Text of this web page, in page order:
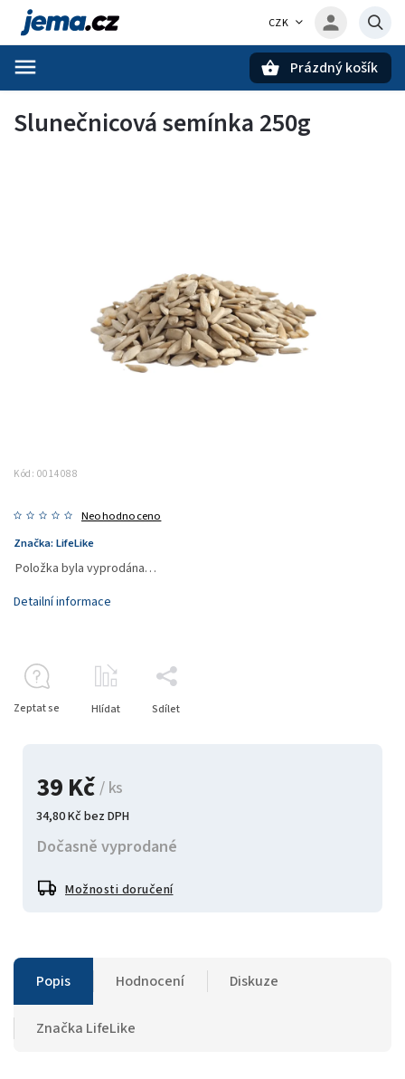
CZK
Prázdný košík
Slunečnicová semínka 250g
Kód: 0014088
Neohodnoceno
Značka: LifeLike
39 Kč/ ks
34,80 Kč bez DPH
Dočasně vyprodané
Možnosti doručení
Položka byla vyprodána…
Detailní informace
Zeptat se Hlídat Sdílet
Popis Hodnocení Diskuze
Značka LifeLike